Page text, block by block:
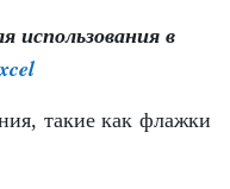
использования в
такие как флажки